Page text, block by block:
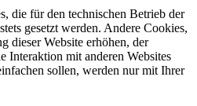
die für den technischen Betrieb der
gesetzt werden. Andere Cookies,
dieser Website erhöhen, der
Interaktion mit anderen Websites
sollen, werden nur mit Ihrer